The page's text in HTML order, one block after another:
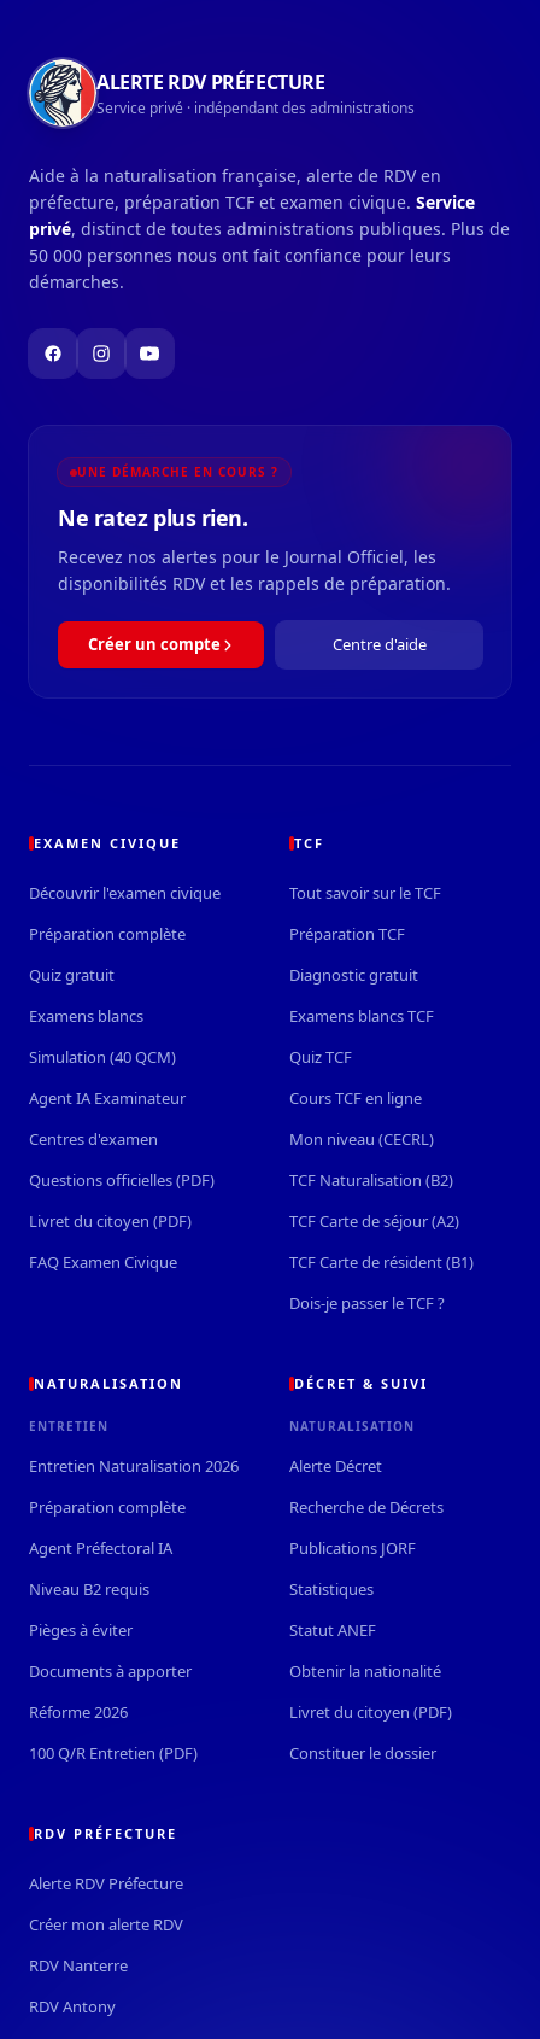
ALERTE RDV PRÉFECTURE
Service privé · indépendant des administrations
Aide à la naturalisation française, alerte de RDV en
préfecture, préparation TCF et examen civique. Service
privé, distinct de toutes administrations publiques. Plus de
50 000 personnes nous ont fait confiance pour leurs
démarches.
UNE DÉMARCHE EN COURS ?
Ne ratez plus rien.
Recevez nos alertes pour le Journal Officiel, les
disponibilités RDV et les rappels de préparation.
Créer un compte Centre d'aide
EXAMEN CIVIQUE
Découvrir l'examen civique
Préparation complète
Quiz gratuit
Examens blancs
Simulation (40 QCM)
Agent IA Examinateur
Centres d'examen
Questions officielles (PDF)
Livret du citoyen (PDF)
FAQ Examen Civique
TCF
Tout savoir sur le TCF
Préparation TCF
Diagnostic gratuit
Examens blancs TCF
Quiz TCF
Cours TCF en ligne
Mon niveau (CECRL)
TCF Naturalisation (B2)
TCF Carte de séjour (A2)
TCF Carte de résident (B1)
Dois-je passer le TCF ?
NATURALISATION
ENTRETIEN
Entretien Naturalisation 2026
Préparation complète
Agent Préfectoral IA
Niveau B2 requis
Pièges à éviter
Documents à apporter
Réforme 2026
100 Q/R Entretien (PDF)
DÉCRET & SUIVI
NATURALISATION
Alerte Décret
Recherche de Décrets
Publications JORF
Statistiques
Statut ANEF
Obtenir la nationalité
Livret du citoyen (PDF)
Constituer le dossier
RDV PRÉFECTURE
Alerte RDV Préfecture
Créer mon alerte RDV
RDV Nanterre
RDV Antony